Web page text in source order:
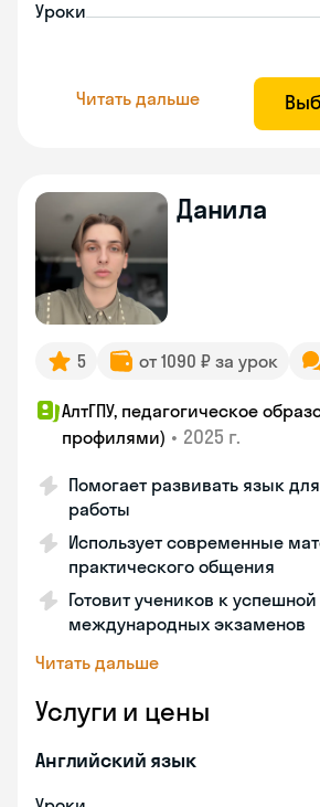
Уроки
Читать дальше
Данила
5 от 1090 ₽ за урок
АлтГПУ, педагогическое
профилями) • 2025 г.
Помогает развивать язык
работы
Использует современные
практического общения
Готовит учеников к
международных экзаменов
Читать дальше
Услуги и цены
Английский язык